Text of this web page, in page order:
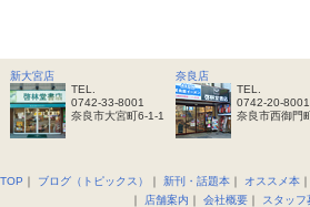
新大宮店
TEL.
0742-33-8001
奈良市大宮町6-1-1
奈良店
TEL.
0742-20-8001
奈良市西御門
｜ ブログ（トピックス） ｜ 新刊・話題本 ｜ オススメ本
｜ 店舗案内 ｜ 会社概要 ｜ スタッフ